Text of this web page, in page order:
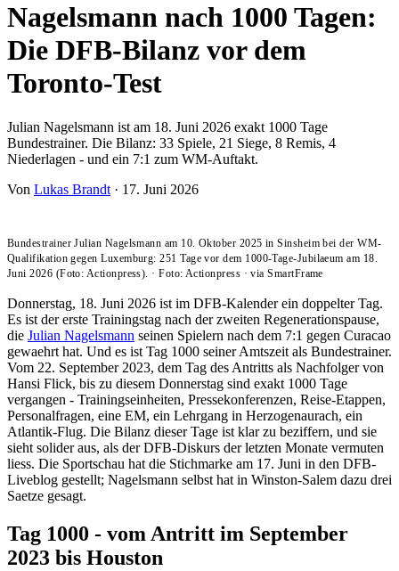
Nagelsmann nach 1000 Tagen:
Die DFB-Bilanz vor dem
Toronto-Test
Julian Nagelsmann ist am 18. Juni 2026 exakt 1000 Tage
Bundestrainer. Die Bilanz: 33 Spiele, 21 Siege, 8 Remis, 4
Niederlagen - und ein 7:1 zum WM-Auftakt.
Von Lukas Brandt · 17. Juni 2026
Bundestrainer Julian Nagelsmann am 10. Oktober 2025 in Sinsheim bei der WM-
Qualifikation gegen Luxemburg: 251 Tage vor dem 1000-Tage-Jubilaeum am 18.
Juni 2026 (Foto: Actionpress). ·Foto: Actionpress ·via SmartFrame
Donnerstag, 18. Juni 2026 ist im DFB-Kalender ein doppelter Tag.
Es ist der erste Trainingstag nach der zweiten Regenerationspause,
die Julian Nagelsmann seinen Spielern nach dem 7:1 gegen Curacao
gewaehrt hat. Und es ist Tag 1000 seiner Amtszeit als Bundestrainer.
Vom 22. September 2023, dem Tag des Antritts als Nachfolger von
Hansi Flick, bis zu diesem Donnerstag sind exakt 1000 Tage
vergangen - Trainingseinheiten, Pressekonferenzen, Reise-Etappen,
Personalfragen, eine EM, ein Lehrgang in Herzogenaurach, ein
Atlantik-Flug. Die Bilanz dieser Tage ist klar zu beziffern, und sie
sieht solider aus, als der DFB-Diskurs der letzten Monate vermuten
liess. Die Sportschau hat die Stichmarke am 17. Juni in den DFB-
Liveblog gestellt; Nagelsmann selbst hat in Winston-Salem dazu drei
Saetze gesagt.
Tag 1000 - vom Antritt im September
2023 bis Houston